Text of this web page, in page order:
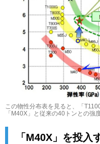
この物性分布表を見ると、「
「M40X」と従来の40トンとの強
「M40X」を投入